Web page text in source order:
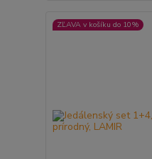
ZĽAVA v košíku do 10%